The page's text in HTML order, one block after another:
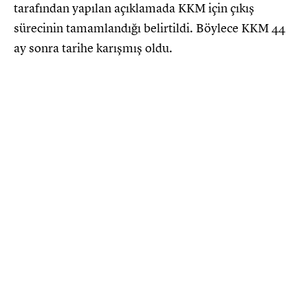
tarafından yapılan açıklamada KKM için çıkış
sürecinin tamamlandığı belirtildi. Böylece KKM 44
ay sonra tarihe karışmış oldu.